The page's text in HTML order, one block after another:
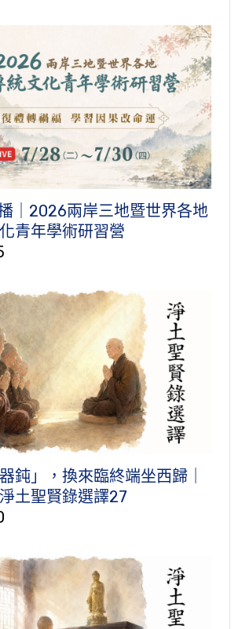
｜2026兩岸三地暨世界各地
青年學術研習營
鈍」，換來臨終端坐西歸｜
土聖賢錄選譯27